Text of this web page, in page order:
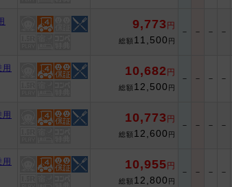
9,773 円
総額 11,500 円
－ － － －
10,682 円
総額 12,500 円
－ － － －
10,773 円
総額 12,600 円
－ － － －
10,955 円
総額 12,800 円
－ － － －